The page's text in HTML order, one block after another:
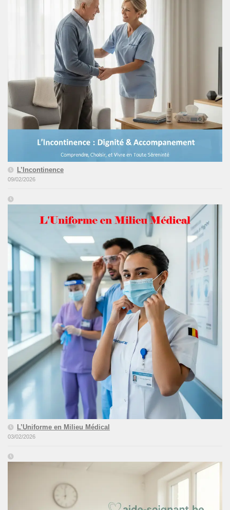
L’Incontinence
09/02/2026
L’Uniforme en Milieu Médical
03/02/2026